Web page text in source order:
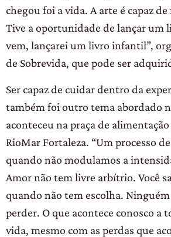
chegou foi a vida. A arte é capaz
Tive a oportunidade de lançar um
vem, lançarei um livro infantil”,
de Sobrevida, que pode ser
Ser capaz de cuidar dentro da
também foi outro tema abordado
aconteceu na praça de
RioMar Fortaleza. “Um processo
quando não modulamos a
Amor não tem livre arbítrio. Você
quando não tem escolha.
perder. O que acontece conosco a
vida, mesmo com as perdas que